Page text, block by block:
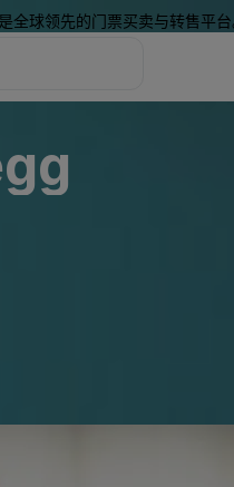
全球领先的门票买卖与转售平